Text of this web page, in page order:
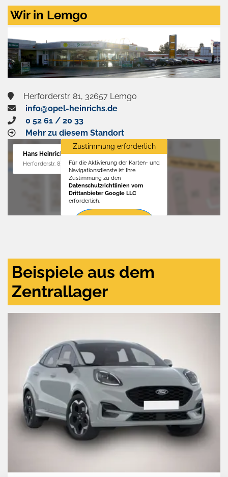
Zustimmen
aktivieren
Wir in Lemgo
Herforderstr. 81, 32657 Lemgo
info@opel-heinrichs.de
0 52 61 / 20 33
Mehr zu diesem Standort
Hans Heinrichs GmbH
Herforderstr. 81, 32657 Lemgo
Zustimmung erforderlich
Für die Aktivierung der Karten- und
Navigationsdienste ist Ihre
Zustimmung zu den
Datenschutzrichtlinien vom
Drittanbieter Google LLC
erforderlich.
Beispiele aus dem
Zentrallager